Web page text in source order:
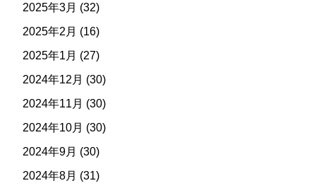
2025年3月 (32)
2025年2月 (16)
2025年1月 (27)
2024年12月 (30)
2024年11月 (30)
2024年10月 (30)
2024年9月 (30)
2024年8月 (31)